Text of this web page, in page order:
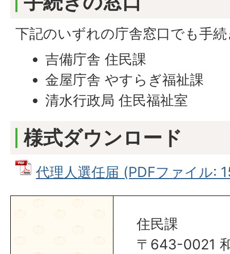
下記のいずれの庁舎窓口でも手
吉備庁舎 住民課
金屋庁舎 やすらぎ福祉課
清水行政局 住民福祉室
様式ダウンロード
代理人選任届 (PDFファイル:
住民課
〒643-0021